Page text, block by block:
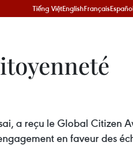
Tiếng ViệtEnglishFrançais
a reçu le Global Citizen
en faveur des